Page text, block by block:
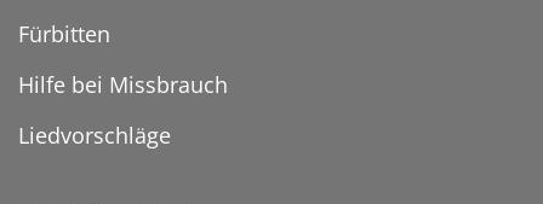
Fürbitten
Hilfe bei Missbrauch
Liedvorschläge